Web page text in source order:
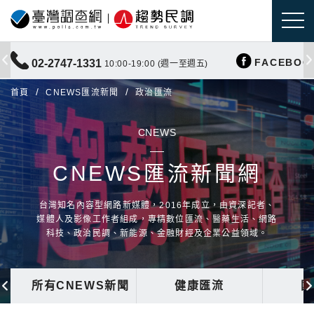
02-2747-1331 10:00-19:00 (週一至週五)
首頁 CNEWS匯流新聞 政治匯流
CNEWS
CNEWS匯流新聞網
台灣知名內容型網路新媒體，2016年成立，由資深記者、
媒體人及影像工作者組成，專精數位匯流、醫藥生活、網路
科技、政治民調、新能源、金融財經及企業公益領域。
所有CNEWS新聞 健康匯流